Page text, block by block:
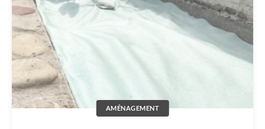
AMÉNAGEMENT